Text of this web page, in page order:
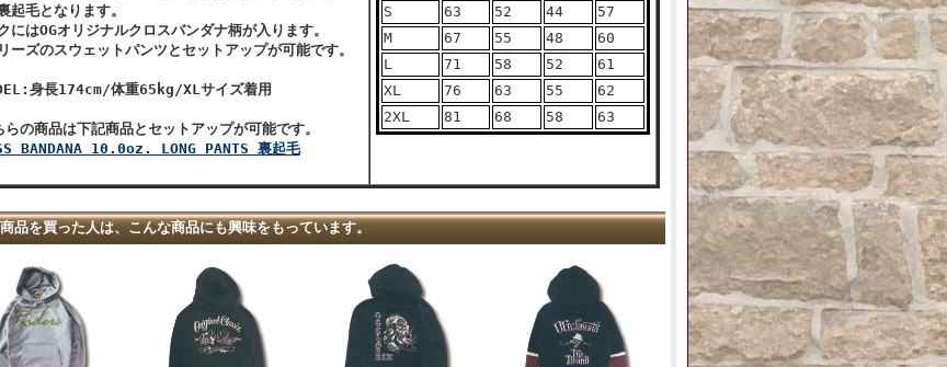
S
63 52 44
57
M
67 55 48
60
L
71 58 52
61
XL
76 63 55
62
2XL
81 68 58 63
起毛となります。
にはOGオリジナルクロスバンダナ柄が入ります。
ーズのスウェットパンツとセットアップが可能です。
身長174cm/体重65kg/XLサイズ着用
らの商品は下記商品とセットアップが可能です。
BANDANA 10.0oz. LONG PANTS 裏起毛
品を買った人は、こんな商品にも興味をもっています。